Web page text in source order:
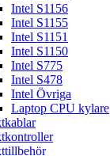
Intel S1156
Intel S1155
Intel S1151
Intel S1150
Intel S775
Intel S478
Intel Övriga
Laptop CPU kylare